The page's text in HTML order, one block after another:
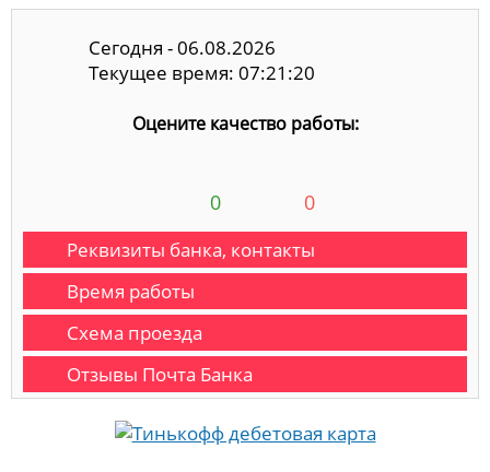
Сегодня - 06.08.2026
Текущее время: 07:21:20
Оцените качество работы:
0 0
Реквизиты банка, контакты
Время работы
Схема проезда
Отзывы Почта Банка